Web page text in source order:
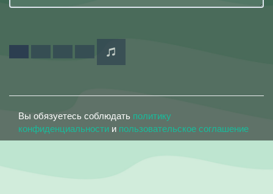
Вы обязуетесь соблюдать политику
конфиденциальности и пользовательское соглашение